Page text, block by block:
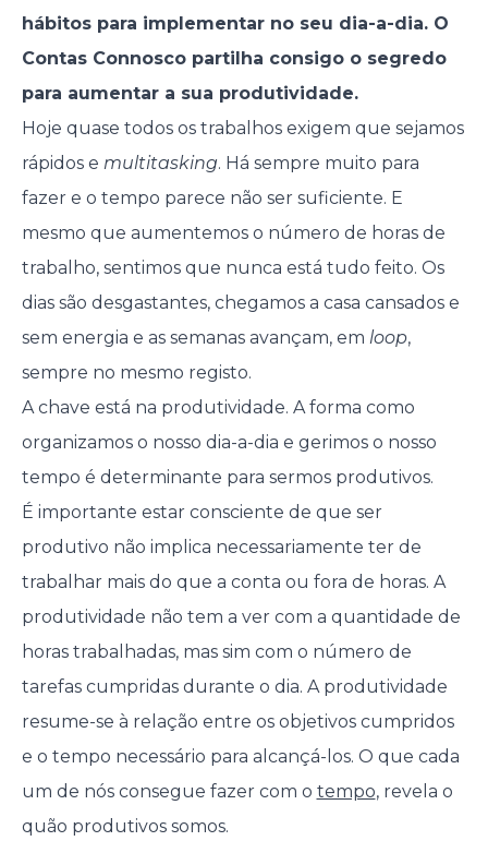
hábitos para implementar no seu dia-a-dia. O
Contas Connosco partilha consigo o segredo
para aumentar a sua produtividade.
Hoje quase todos os trabalhos exigem que sejamos
rápidos e multitasking. Há sempre muito para
fazer e o tempo parece não ser suficiente. E
mesmo que aumentemos o número de horas de
trabalho, sentimos que nunca está tudo feito. Os
dias são desgastantes, chegamos a casa cansados e
sem energia e as semanas avançam, em loop,
sempre no mesmo registo.
A chave está na produtividade. A forma como
organizamos o nosso dia-a-dia e gerimos o nosso
tempo é determinante para sermos produtivos.
É importante estar consciente de que ser
produtivo não implica necessariamente ter de
trabalhar mais do que a conta ou fora de horas. A
produtividade não tem a ver com a quantidade de
horas trabalhadas, mas sim com o número de
tarefas cumpridas durante o dia. A produtividade
resume-se à relação entre os objetivos cumpridos
e o tempo necessário para alcançá-los. O que cada
um de nós consegue fazer com o tempo, revela o
quão produtivos somos.